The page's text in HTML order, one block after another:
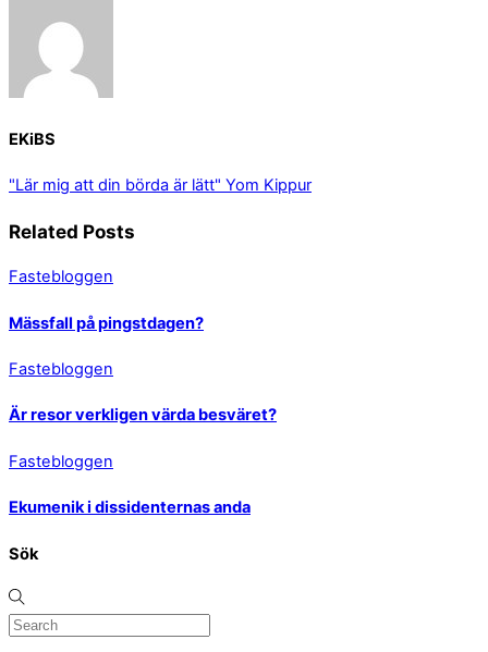
EKiBS
"Lär mig att din börda är lätt" Yom Kippur
Related Posts
Fastebloggen
Mässfall på pingstdagen?
Fastebloggen
Är resor verkligen värda besväret?
Fastebloggen
Ekumenik i dissidenternas anda
Sök